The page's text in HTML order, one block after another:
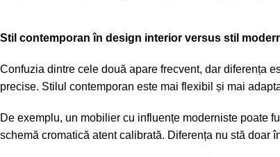
Stil contemporan în design interior versus stil
Confuzia dintre cele două apare frecvent, dar diferența
precise. Stilul contemporan este mai flexibil și mai
De exemplu, un mobilier cu influențe moderniste poate
schemă cromatică atent calibrată. Diferența nu stă